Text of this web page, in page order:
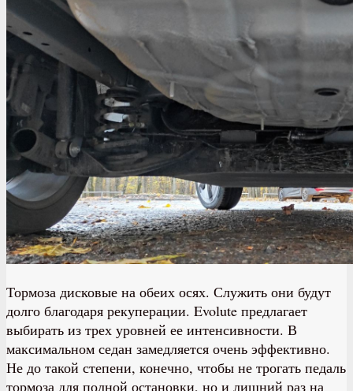
Тормоза дисковые на обеих осях. Служить они будут
долго благодаря рекуперации. Evolute предлагает
выбирать из трех уровней ее интенсивности. В
максимальном седан замедляется очень эффективно.
Не до такой степени, конечно, чтобы не трогать педаль
тормоза для полной остановки, но и лишний раз на